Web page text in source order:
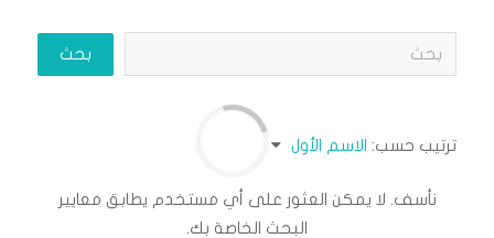
ترتيب حسب: الاسم الأول
نأسف. لا يمكن العثور على أي مستخدم يطابق معايير
البحث الخاصة بك.